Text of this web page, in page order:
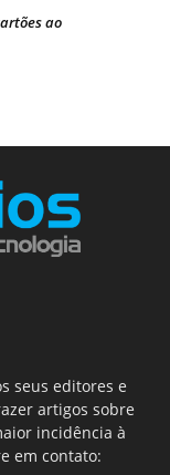
ao
seus editores e
artigos sobre
incidência à
em contato: